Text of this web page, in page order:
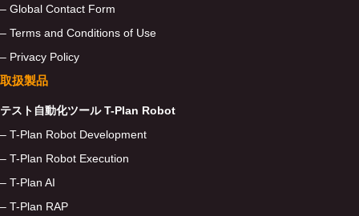
– Global Contact Form
– Terms and Conditions of Use
– Privacy Policy
取扱製品
テスト自動化ツール T-Plan Robot
– T-Plan Robot Development
– T-Plan Robot Execution
– T-Plan AI
– T-Plan RAP